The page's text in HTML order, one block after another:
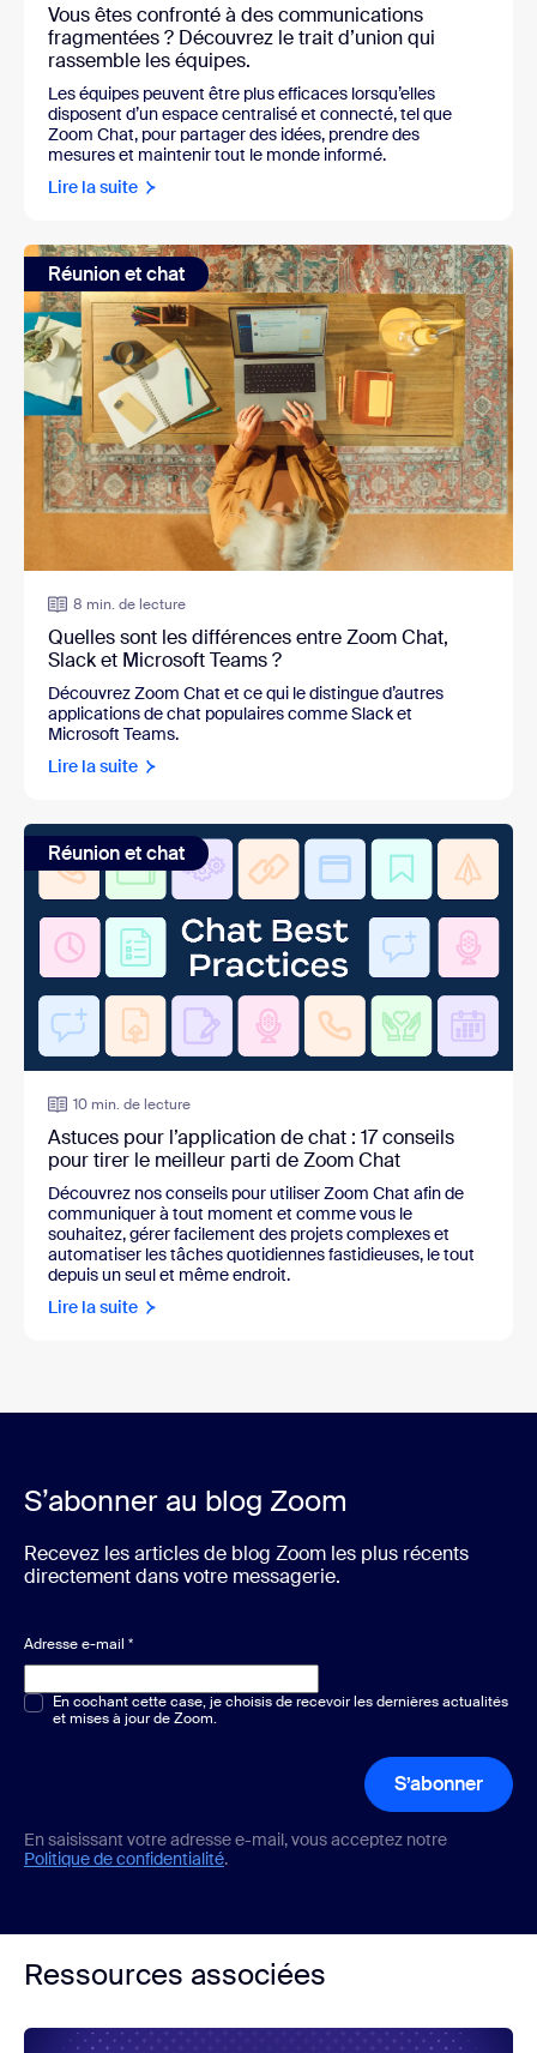
Vous êtes confronté à des communications
fragmentées ? Découvrez le trait d’union qui
rassemble les équipes.
Les équipes peuvent être plus efficaces lorsqu’elles
disposent d’un espace centralisé et connecté, tel que
Zoom Chat, pour partager des idées, prendre des
mesures et maintenir tout le monde informé.
Lire la suite
Réunion et chat
8 min. de lecture
Quelles sont les différences entre Zoom Chat,
Slack et Microsoft Teams ?
Découvrez Zoom Chat et ce qui le distingue d’autres
applications de chat populaires comme Slack et
Microsoft Teams.
Lire la suite
Réunion et chat
10 min. de lecture
Astuces pour l’application de chat : 17 conseils
pour tirer le meilleur parti de Zoom Chat
Découvrez nos conseils pour utiliser Zoom Chat afin de
communiquer à tout moment et comme vous le
souhaitez, gérer facilement des projets complexes et
automatiser les tâches quotidiennes fastidieuses, le tout
depuis un seul et même endroit.
Lire la suite
S’abonner au blog Zoom
Recevez les articles de blog Zoom les plus récents
directement dans votre messagerie.
Adresse e-mail *
Choix multiple ou unique*
En cochant cette case, je choisis de recevoir les dernières actualités
et mises à jour de Zoom.
S’abonner
En saisissant votre adresse e-mail, vous acceptez notre
Politique de confidentialité.
Ressources associées